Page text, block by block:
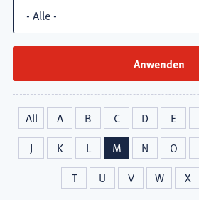
All A B C D E
J
K L M N O
T
U V W X